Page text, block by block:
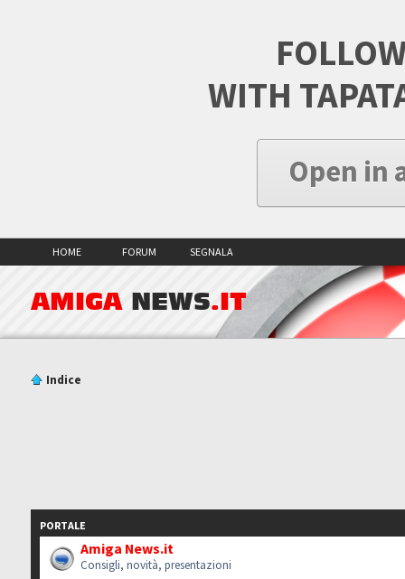
WITH
Open in
HOME FORUM SEGNALA
AMIGA NEWS.IT
Indice
PORTALE
Amiga News.it
Consigli, novità, presentazioni